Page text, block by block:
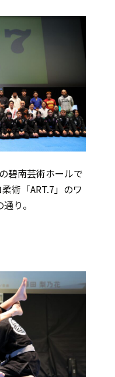
碧南芸術ホールで
術「ART.7」のワ
り。